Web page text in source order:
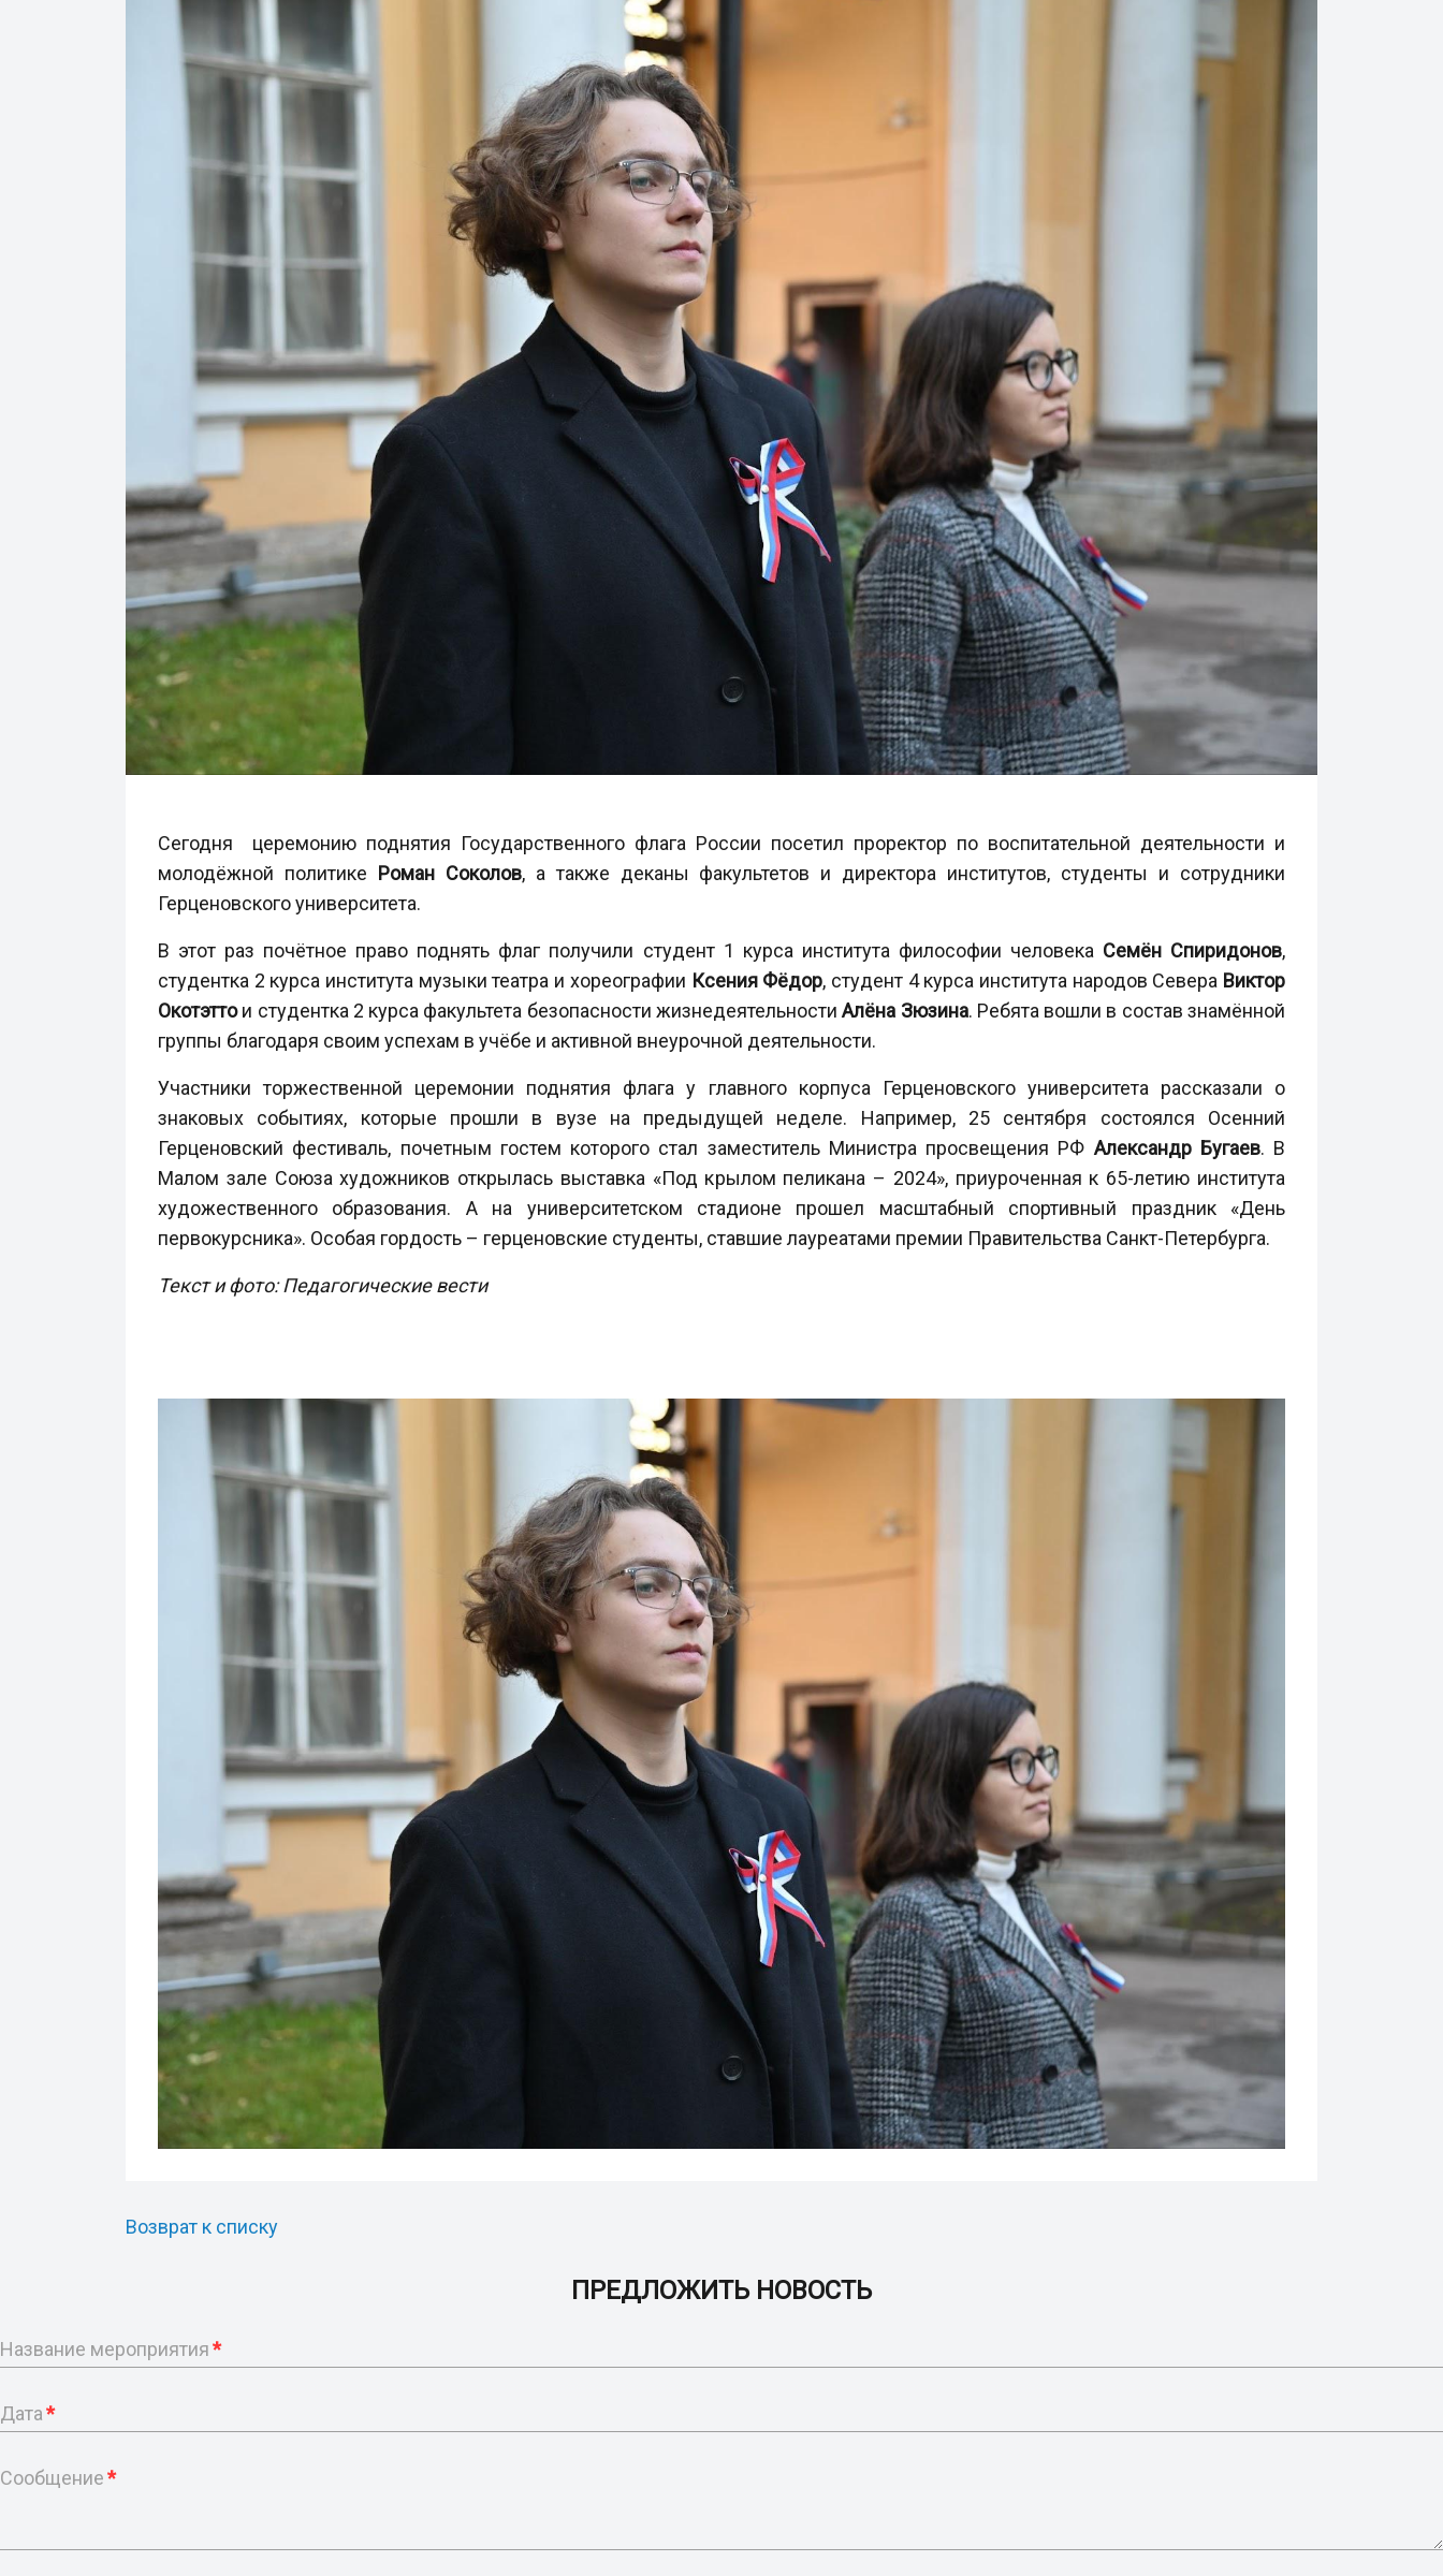
Сегодня церемонию поднятия Государственного флага России посетил проректор по воспитательной деятельности и
молодёжной политике Роман Соколов, а также деканы факультетов и директора институтов, студенты и сотрудники
Герценовского университета.
В этот раз почётное право поднять флаг получили студент 1 курса института философии человека Семён Спиридонов,
студентка 2 курса института музыки театра и хореографии Ксения Фёдор, студент 4 курса института народов Севера Виктор
Окотэттои студентка 2 курса факультета безопасности жизнедеятельностиАлёна Зюзина. Ребята вошли в состав знамённой
группы благодаря своим успехам в учёбе и активной внеурочной деятельности.
Участники торжественной церемонии поднятия флага у главного корпуса Герценовского университета рассказали о
знаковых событиях, которые прошли в вузе на предыдущей неделе. Например, 25 сентября состоялся Осенний
Герценовский фестиваль, почетным гостем которого стал заместитель Министра просвещения РФ Александр Бугаев. В
Малом зале Союза художников открылась выставка «Под крылом пеликана – 2024», приуроченная к 65-летию института
художественного образования. А на университетском стадионе прошел масштабный спортивный праздник «День
первокурсника». Особая гордость – герценовские студенты, ставшие лауреатами премии Правительства Санкт-Петербурга.
Текст и фото: Педагогические вести
Возврат к списку
ПРЕДЛОЖИТЬ НОВОСТЬ
Название мероприятия*
Дата*
Сообщение*